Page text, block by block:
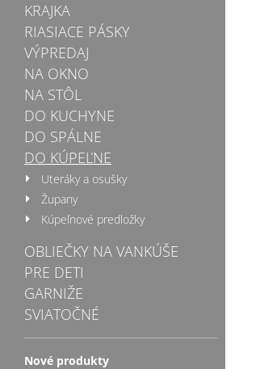
KRAJKA
RIASIACE PÁSKY
VÝPREDAJ
NA OKNO
NA STÔL
DO KUCHYNE
DO SPÁLNE
DO KÚPEĽNE
Uteráky a osušky
Župany
Kúpeľnové predložky
OBLIEČKY NA VANKÚŠE
PRE DETI
GARNIŽE
SVIATOČNÉ
Nové produkty